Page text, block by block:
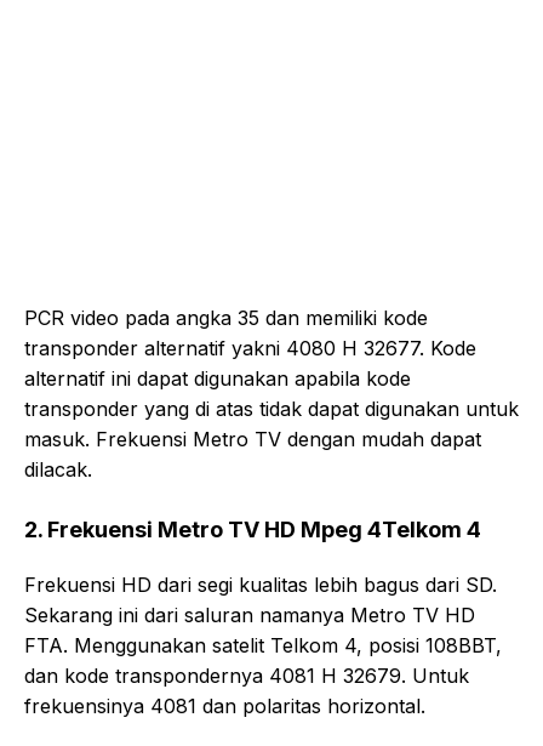
PCR video pada angka 35 dan memiliki kode
transponder alternatif yakni 4080 H 32677. Kode
alternatif ini dapat digunakan apabila kode
transponder yang di atas tidak dapat digunakan untuk
masuk. Frekuensi Metro TV dengan mudah dapat
dilacak.
2. Frekuensi Metro TV HD Mpeg 4Telkom 4
Frekuensi HD dari segi kualitas lebih bagus dari SD.
Sekarang ini dari saluran namanya Metro TV HD
FTA. Menggunakan satelit Telkom 4, posisi 108BBT,
dan kode transpondernya 4081 H 32679. Untuk
frekuensinya 4081 dan polaritas horizontal.